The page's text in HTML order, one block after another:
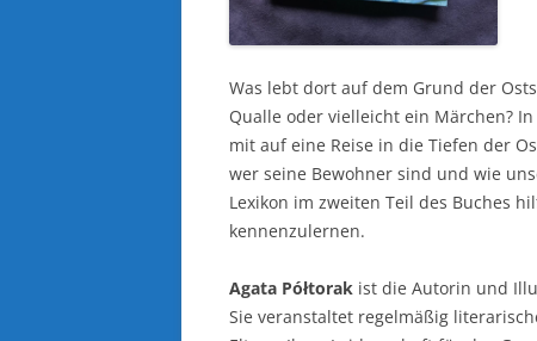
Was lebt dort auf dem Grund der
Qualle oder vielleicht ein Märchen?
mit auf eine Reise in die Tiefen der
wer seine Bewohner sind und wie
Lexikon im zweiten Teil des Buches
kennenzulernen.
Agata Półtorak ist die Autorin und
Sie veranstaltet regelmäßig